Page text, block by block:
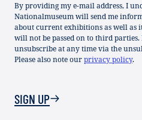
By providing my e-mail address, I
Nationalmuseum will send me
about current exhibitions as well as
will not be passed on to third
unsubscribe at any time via the
Please also note ourprivacy policy.
SIGN UP